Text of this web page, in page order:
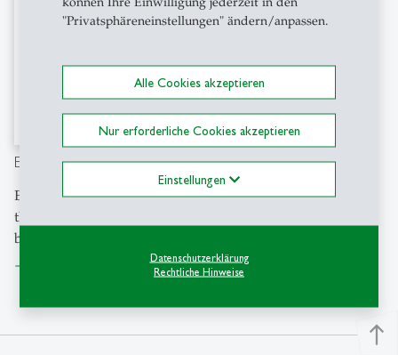
"Privatsphäreneinstellungen" ändern/anpassen.
Alle Cookies akzeptieren
Nur erforderliche Cookies akzeptieren
Einstellungen
Datenschutzerklärung
Rechtliche Hinweise
Euxeinos 18
Energy and Integration in
the Black Sea Region edited
by Jonas Grät
east Datei herunterladen
north